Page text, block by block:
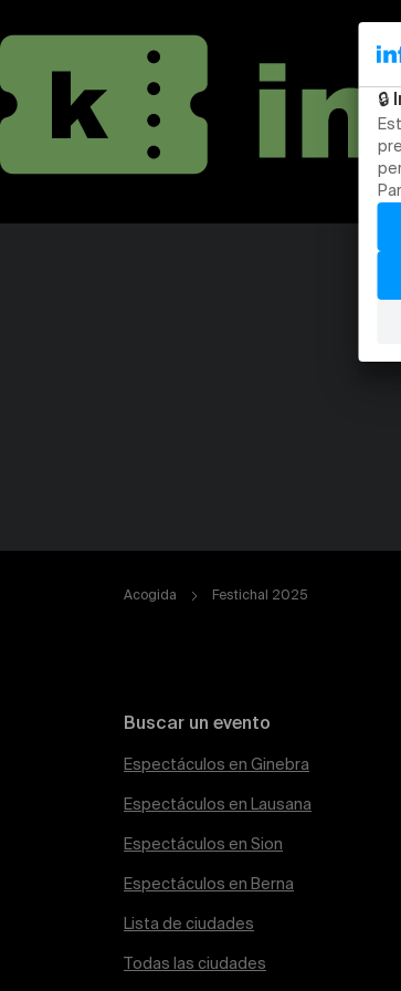
Acogida Festichal 2025
Buscar un evento
Espectáculos en Ginebra
Espectáculos en Lausana
Espectáculos en Sion
Espectáculos en Berna
Lista de ciudades
Todas las ciudades